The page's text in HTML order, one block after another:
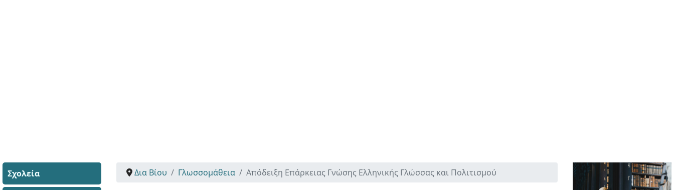
Σχολεία Δια Βίου Γλωσσομάθεια Απόδειξη Επάρκειας Γνώσης Ελληνικής Γλώσσας και Πολιτισμού